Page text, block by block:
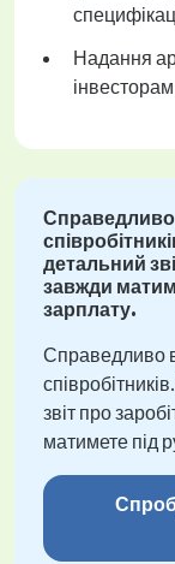
Надання
Справедливо
детальний
завжди
зарплату.
Справедливо
звіт про
матимете під